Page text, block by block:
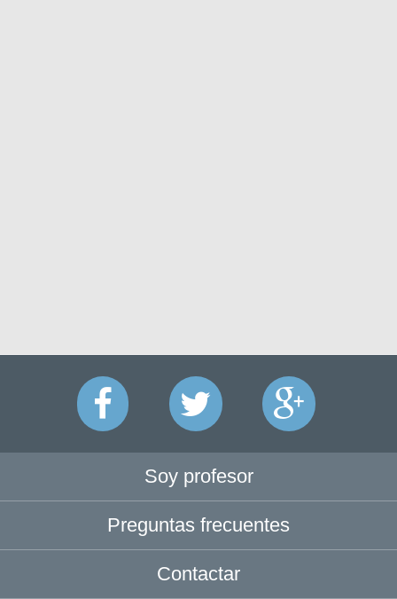
Soy profesor
Preguntas frecuentes
Contactar